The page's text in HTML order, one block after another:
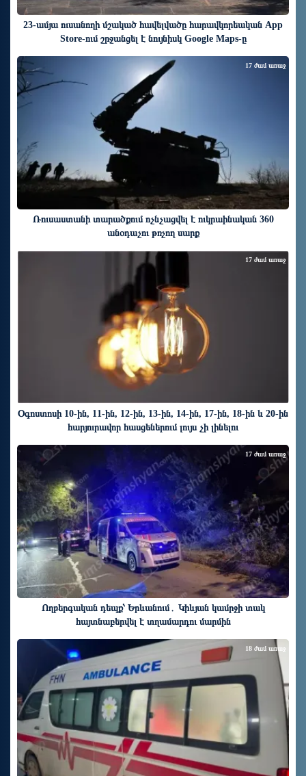
23-ամյա ուսանողի մշակած հավելվածը հարավկորեական App
Store-ում շրջանցել է նույնիսկ Google Maps-ը
Ռուսաստանի տարածքում ոչնչացվել է ուկրաինական 360
անօդաչու թռչող սարք
17 ժամ առաջ
Օգոստոսի 10-ին, 11-ին, 12-ին, 13-ին, 14-ին, 17-ին, 18-ին և 20-ին
հարյուրավոր հասցեներում լույս չի լինելու
17 ժամ առաջ
Ողբերգական դեպք՝ Երևանում․ Կիևյան կամրջի տակ
հայտնաբերվել է տղամարդու մարմին
17 ժամ առաջ
18 ժամ առաջ